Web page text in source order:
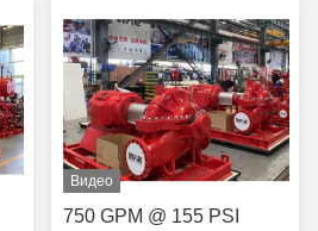
Видео
750 GPM @ 155 PSI